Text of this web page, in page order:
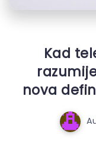
Kad
nova